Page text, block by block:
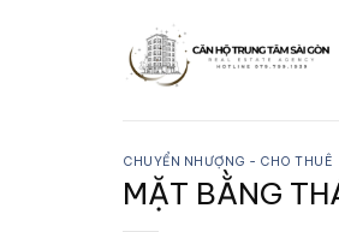
CHUYỂN NHƯỢNG - CHO THUÊ
MẶT BẰNG